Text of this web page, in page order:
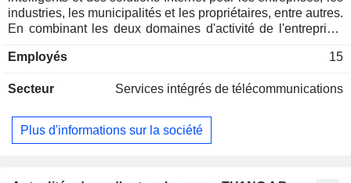
industries, les municipalités et les propriétaires, entre autres.
En combinant les deux domaines d'activité de l'entreprise,
innovantes. La société dispose d'une couverture Internet
les réseaux urbains et les opérateurs en Suède pour pouvoir
aux propriétaires immobiliers. IoT Open est une plateforme
logicielle qui peut être utilisée avec de nombreux
Employés 15
Secteur Services intégrés de télécommunications
Plus d'informations sur la société